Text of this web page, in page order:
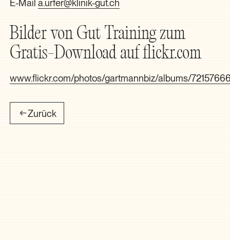
E-Maila.urfer@klinik-gut.ch
Bilder von Gut Training zum
Gratis-Download auf flickr.com
www.flickr.com/photos/gartmannbiz/albums/
Zurück